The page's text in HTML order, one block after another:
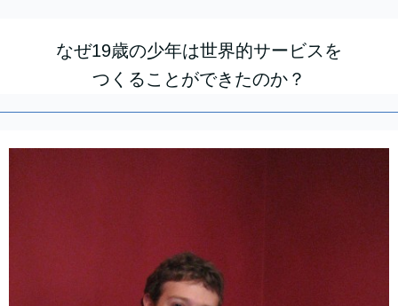
なぜ19歳の少年は世界的サービスを
つくることができたのか？